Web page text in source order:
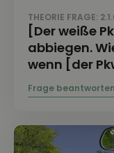
THEORIE FRAGE:
[Der weiße
abbiegen.
wenn [der